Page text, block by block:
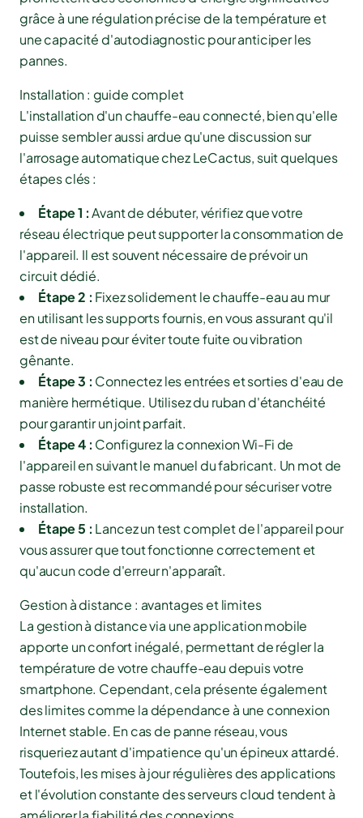
grâce à une régulation précise de la température et
une capacité d'autodiagnostic pour anticiper les
pannes.
Installation : guide complet
L'installation d'un chauffe-eau connecté, bien qu'elle
puisse sembler aussi ardue qu'une discussion sur
l'arrosage automatique chez LeCactus, suit quelques
étapes clés :
Étape 1 :Avant de débuter, vérifiez que votre
réseau électrique peut supporter la consommation de
l'appareil. Il est souvent nécessaire de prévoir un
circuit dédié.
Étape 2 : Fixez solidement le chauffe-eau au mur
en utilisant les supports fournis, en vous assurant qu'il
est de niveau pour éviter toute fuite ou vibration
gênante.
Étape 3 : Connectez les entrées et sorties d'eau de
manière hermétique. Utilisez du ruban d'étanchéité
pour garantir un joint parfait.
Étape 4 : Configurez la connexion Wi-Fi de
l'appareil en suivant le manuel du fabricant. Un mot de
passe robuste est recommandé pour sécuriser votre
installation.
Étape 5 : Lancez un test complet de l'appareil pour
vous assurer que tout fonctionne correctement et
qu'aucun code d'erreur n'apparaît.
Gestion à distance : avantages et limites
La gestion à distance via une application mobile
apporte un confort inégalé, permettant de régler la
température de votre chauffe-eau depuis votre
smartphone. Cependant, cela présente également
des limites comme la dépendance à une connexion
Internet stable. En cas de panne réseau, vous
risqueriez autant d'impatience qu'un épineux attardé.
Toutefois, les mises à jour régulières des applications
et l'évolution constante des serveurs cloud tendent à